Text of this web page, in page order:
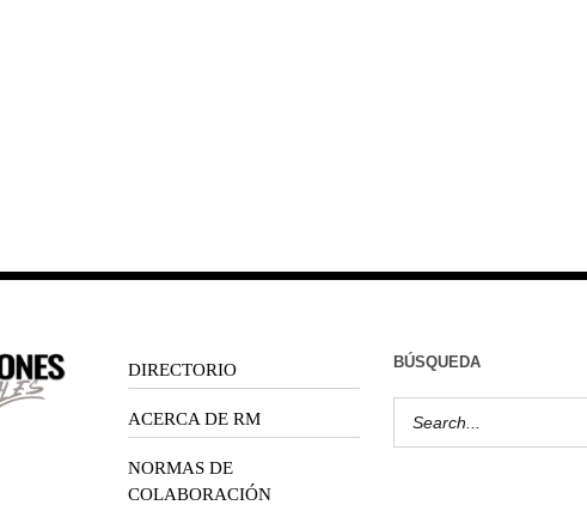
DIRECTORIO
ACERCA DE RM
NORMAS DE
COLABORACIÓN
BÚSQUEDA